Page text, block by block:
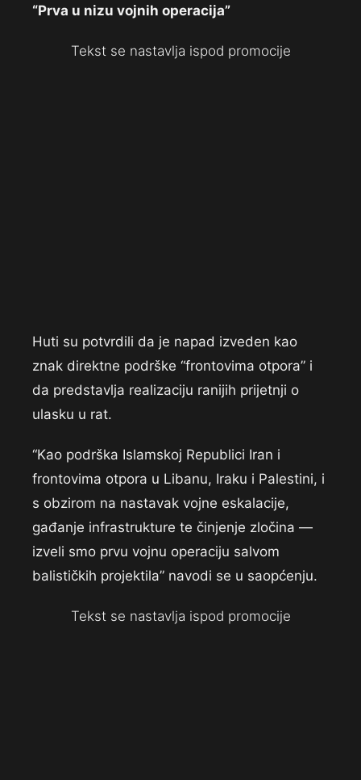
“Prva u nizu vojnih operacija”
Tekst se nastavlja ispod promocije
Huti su potvrdili da je napad izveden kao
znak direktne podrške “frontovima otpora” i
da predstavlja realizaciju ranijih prijetnji o
ulasku u rat.
“Kao podrška Islamskoj Republici Iran i
frontovima otpora u Libanu, Iraku i Palestini, i
s obzirom na nastavak vojne eskalacije,
gađanje infrastrukture te činjenje zločina —
izveli smo prvu vojnu operaciju salvom
balističkih projektila” navodi se u saopćenju.
Tekst se nastavlja ispod promocije